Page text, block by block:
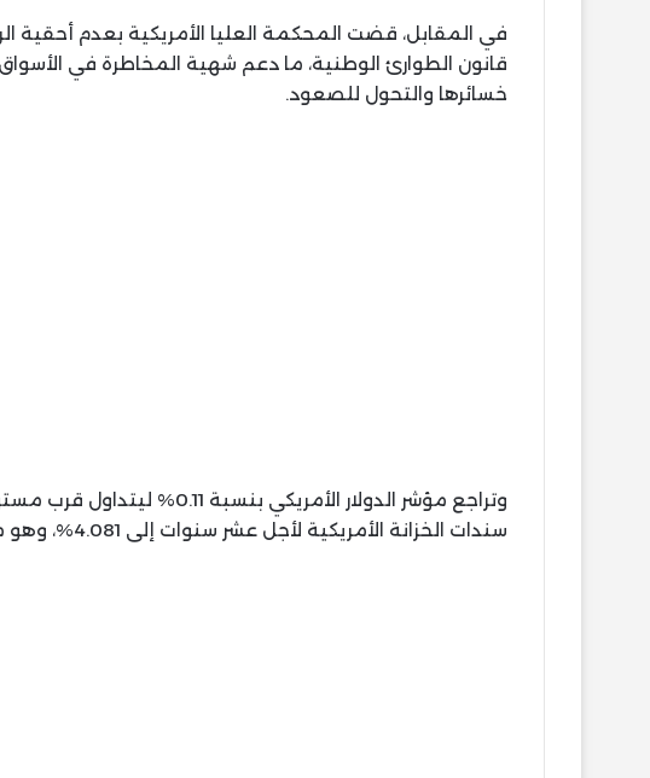
في المقابل، قضت المحكمة العليا الأمريكية بعدم أحقية
قانون الطوارئ الوطنية، ما دعم شهية المخاطرة في
خسائرها والتحول للصعود.
سندات الخزانة الأمريكية لأجل عشر سنوات إلى 4.081%، وهو ما حدّ من مكاسب الذهب نسبيًا.